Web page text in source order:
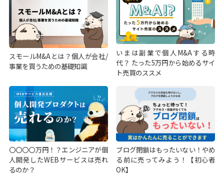
スモールM&Aとは？個人が会社/
事業を買うための基礎知識
いまは副業で個人M&Aする時
代？ たった5万円から始めるサイ
ト売買のススメ
〇〇〇〇万円！？エンジニアが個
人開発したWEBサービスは売れ
るのか？
ブログ閉鎖はもったいない！やめ
る前に売ってみよう！【初心者
OK】